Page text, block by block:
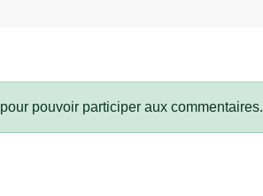
pour pouvoir participer aux commentaires.